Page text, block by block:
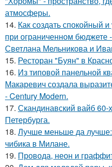
атмосферы.
14. Как создать спокойный
при ограниченном бюджете
Светлана Мельникова и
15. Ресторан "Буян" в
16. Из типовой панельной
Макаревич создала
- Century Modern.
17. Скандинавский вайб
Петербурга.
18. Лучше меньше да
чибика в Милане.
19. Провода, неон и